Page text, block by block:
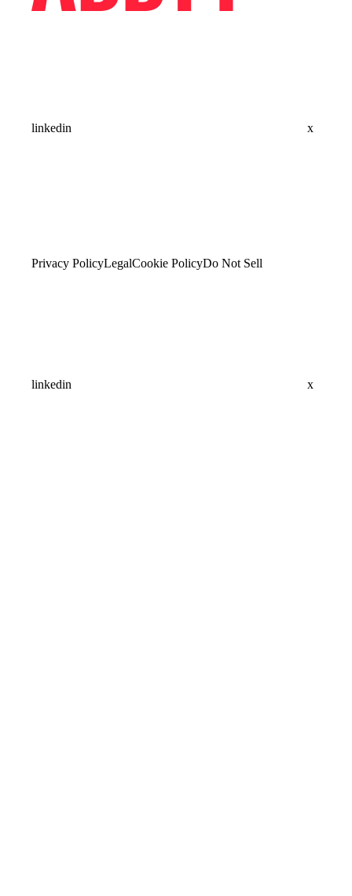
linkedin x
Privacy PolicyLegalCookie PolicyDo Not Sell
linkedin x